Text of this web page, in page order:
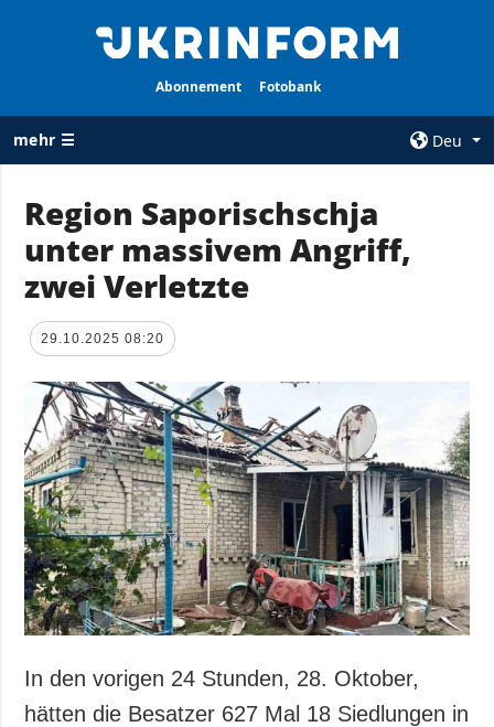
Abonnement Fotobank
mehr ☰
Deu
ALLE
RUBRIKEN
Krieg
Wiederaufbau
Politik
Wirtschaft
Militär
Gesellschaft und
Kultur
Sport
Kriminalität
Notstand und
AGENTUR
Politik zur
Vertraulichkeit
und zum Schutz
personenbezogener
Daten
ZUSÄTZLICH LEISTUNGEN
Region Saporischschja
unter massivem Angriff,
zwei Verletzte
29.10.2025 08:20
In den vorigen 24 Stunden, 28. Oktober,
hätten die Besatzer 627 Mal 18 Siedlungen in